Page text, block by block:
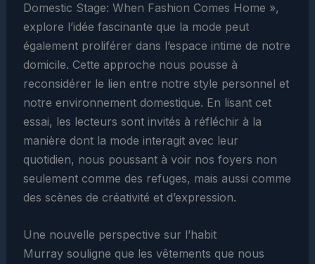
Domestic Stage: When Fashion Comes Home »,
explore l’idée fascinante que la mode peut
également proliférer dans l’espace intime de notre
domicile. Cette approche nous pousse à
reconsidérer le lien entre notre style personnel et
notre environnement domestique. En lisant cet
essai, les lecteurs sont invités à réfléchir à la
manière dont la mode interagit avec leur
quotidien, nous poussant à voir nos foyers non
seulement comme des refuges, mais aussi comme
des scènes de créativité et d’expression.
Une nouvelle perspective sur l’habit
Murray souligne que les vêtements que nous